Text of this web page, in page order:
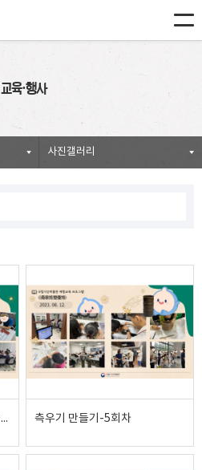
교육·행사
사진갤러리
우리의 100년관측소 모형 만들기-4회차 측우기 만들기-5회차